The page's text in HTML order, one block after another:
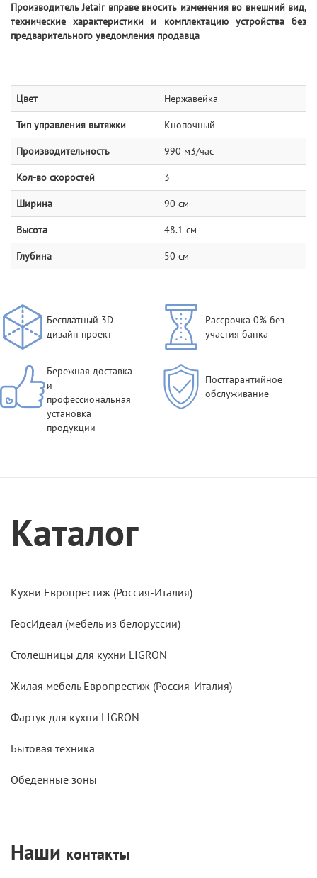
Производитель Jetair вправе вносить изменения во внешний вид,
технические характеристики и комплектацию устройства без
предварительного уведомления продавца
Цвет Нержавейка
Тип управления вытяжки Кнопочный
Производительность 990 м3/час
Кол-во скоростей 3
Ширина 90 см
Высота 48.1 см
Глубина 50 см
Бесплатный 3D
дизайн проект
Рассрочка 0% без
участия банка
Бережная доставка
и
профессиональная
установка
продукции
Постгарантийное
обслуживание
Каталог
Кухни Европрестиж (Россия-Италия)
ГеосИдеал (мебель из белоруссии)
Столешницы для кухни LIGRON
Жилая мебель Европрестиж (Россия-Италия)
Фартук для кухни LIGRON
Бытовая техника
Обеденные зоны
Наши контакты